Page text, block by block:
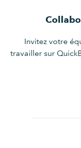
Invitez votre
travailler sur